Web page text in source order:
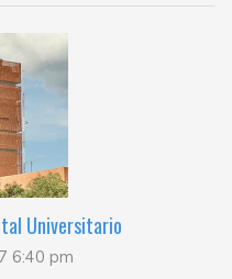
Universitario
6:40 pm